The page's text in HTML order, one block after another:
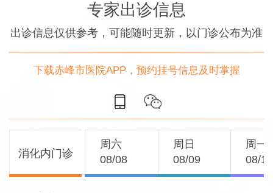
专家出诊信息
出诊信息仅供参考，可能随时更新，以门诊公布为准
下载赤峰市医院APP，预约挂号信息及时掌握
消化内门诊
周六
08/08
周日
08/09
周一
08/10